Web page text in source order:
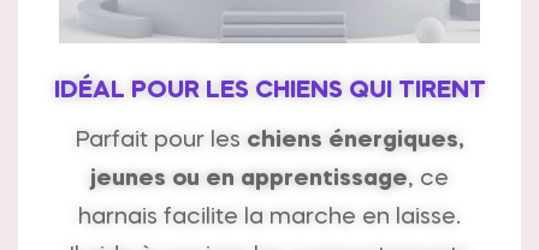
IDÉAL POUR LES CHIENS QUI TIRENT
Parfait pour les chiens énergiques,
jeunes ou en apprentissage, ce
harnais facilite la marche en laisse.